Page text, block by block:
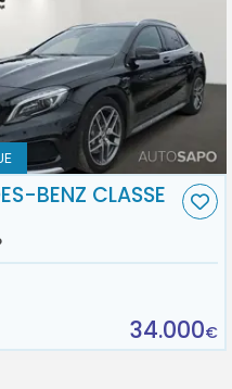
BENZ CLASSE
34.000€